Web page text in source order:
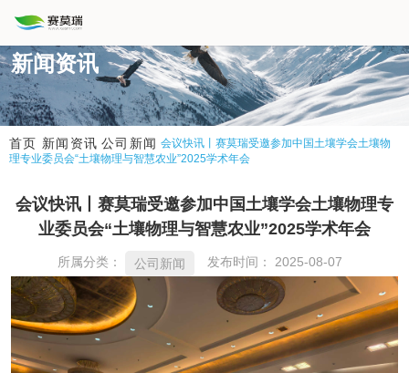
新闻资讯
首页 新闻资讯 公司新闻 会议快讯丨赛莫瑞受邀参加中国土壤学会土壤物
理专业委员会“土壤物理与智慧农业”2025学术年会
会议快讯丨赛莫瑞受邀参加中国土壤学会土壤物理专
业委员会“土壤物理与智慧农业”2025学术年会
所属分类： 公司新闻 发布时间： 2025-08-07